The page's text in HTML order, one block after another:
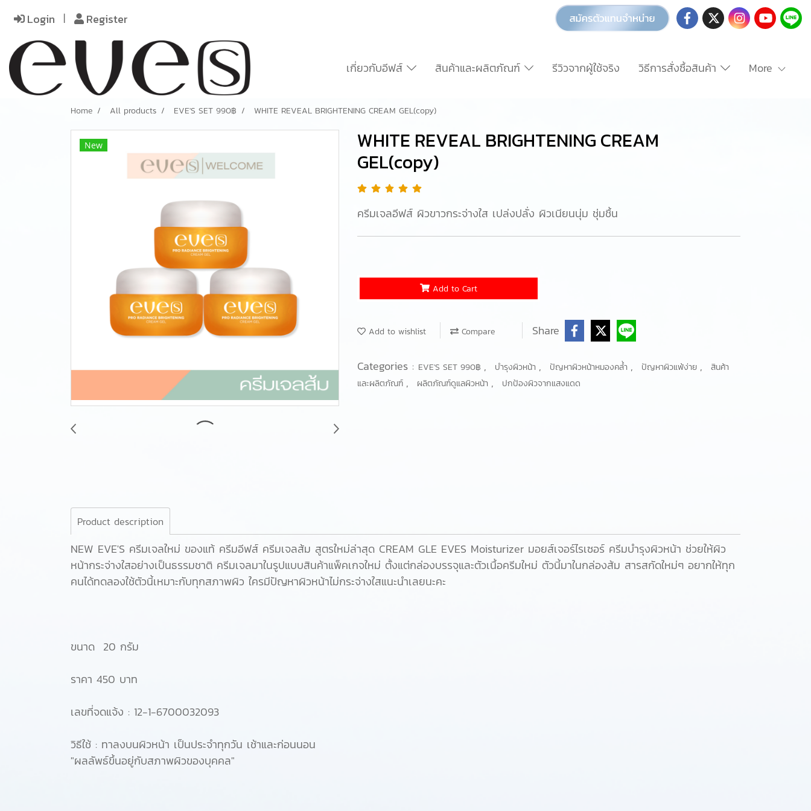
Login Register
เกี่ยวกับอีฟส์ สินค้าและผลิตภัณฑ์ รีวิวจากผู้ใช้จริง วิธีการสั่งซื้อสินค้า More
Home All products EVE'S SET 990฿ WHITE REVEAL BRIGHTENING CREAM GEL(copy)
New
WHITE REVEAL BRIGHTENING CREAM
GEL(copy)
ครีมเจลอีฟส์ ผิวขาวกระจ่างใส เปล่งปลั่ง ผิวเนียนนุ่ม ชุ่มชื้น
Add to Cart
Add to wishlist Compare Share
Categories : EVE'S SET 990฿ , บำรุงผิวหน้า , ปัญหาผิวหน้าหมองคล้ำ , ปัญหาผิวแพ้ง่าย ,
สินค้า
และผลิตภัณฑ์ , ผลิตภัณฑ์ดูแลผิวหน้า , ปกป้องผิวจากแสงแดด
Product description
NEW EVE'S ครีมเจลใหม่ ของแท้ ครีมอีฟส์ ครีมเจลส้ม สูตรใหม่ล่าสุด CREAM GLE EVES Moisturizer มอยส์เจอร์ไรเซอร์ ครีมบำรุงผิวหน้า ช่วยให้ผิว
หน้ากระจ่างใสอย่างเป็นธรรมชาติ ครีมเจลมาในรูปแบบสินค้าแพ็คเกจใหม่ ตั้งแต่กล่องบรรจุและตัวเนื้อครีมใหม่ ตัวนี้มาในกล่องส้ม สารสกัดใหม่ๆ อยากให้ทุก
คนได้ทดลองใช้ตัวนี้เหมาะกับทุกสภาพผิว ใครมีปัญหาผิวหน้าไม่กระจ่างใสแนะนำเลยนะคะ
ขนาด 20 กรัม
ราคา 450 บาท
เลขที่จดแจ้ง : 12-1-6700032093
วิธีใช้ : ทาลงบนผิวหน้า เป็นประจำทุกวัน เช้าและก่อนนอน
"ผลลัพธ์ขึ้นอยู่กับสภาพผิวของบุคคล"